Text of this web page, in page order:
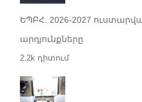
ԵՊԲՀ. 2026-2027 ուստարվա
արդյունքները
2.2k դիտում